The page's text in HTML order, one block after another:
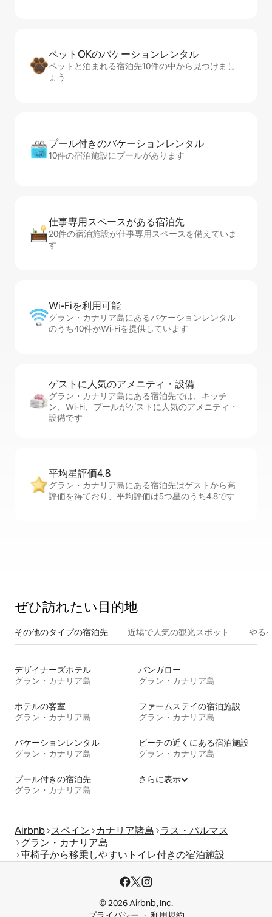
ペットOKのバ⁠ケ⁠ー⁠シ⁠ョ⁠ンレ⁠ン⁠タ⁠ル
ペットと泊まれる宿泊先10件の中から見つけまし
ょう
プール付きのバ⁠ケ⁠ー⁠シ⁠ョ⁠ンレ⁠ン⁠タ⁠ル
10件の宿泊施設にプールがあります
仕事専用ス⁠ペ⁠ー⁠スがあ⁠る宿⁠泊⁠先
20件の宿泊施設が仕事専用スペースを備えていま
す
Wi-Fiを利⁠用⁠可⁠能
グラン・カナリア島にあるバケーションレンタル
のうち40件がWi-Fiを提供しています
ゲストに人⁠気⁠のア⁠メ⁠ニ⁠テ⁠ィ・設⁠備
グラン・カナリア島にある宿泊先では、キッチ
ン、Wi-Fi、プールがゲストに人気のアメニティ・
設備です
平均星評価4.8
グラン・カナリア島にある宿泊先はゲストから高
評価を得ており、平均評価は5つ星のうち4.8です
ぜひ訪⁠れ⁠た⁠い目⁠的⁠地
その他のタ⁠イ⁠プ⁠の宿⁠泊⁠先 近場で人気の観光スポット やる
デザイナーズホテル
グラン・カナリア島
バンガロー
グラン・カナリア島
ホテルの客室
グラン・カナリア島
ファームステイの宿泊施設
グラン・カナリア島
バケーションレンタル
グラン・カナリア島
ビーチの近くにある宿泊施設
グラン・カナリア島
プール付きの宿泊先
グラン・カナリア島
さらに表示
Airbnb スペイン カナリア諸島 ラス・パルマス
グラン・カナリア島
車椅子から移乗しやすいトイレ付きの宿泊施設
© 2026 Airbnb, Inc.